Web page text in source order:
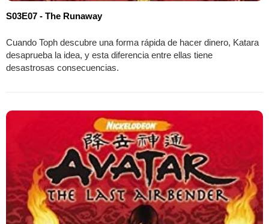
S03E07 - The Runaway
Cuando Toph descubre una forma rápida de hacer dinero, Katara
desaprueba la idea, y esta diferencia entre ellas tiene
desastrosas consecuencias.